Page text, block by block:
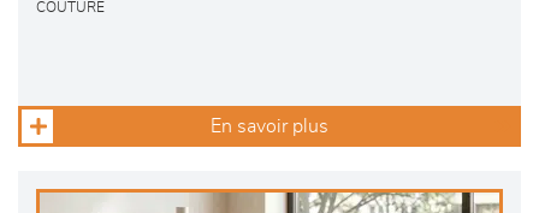
COUTURE
En savoir plus